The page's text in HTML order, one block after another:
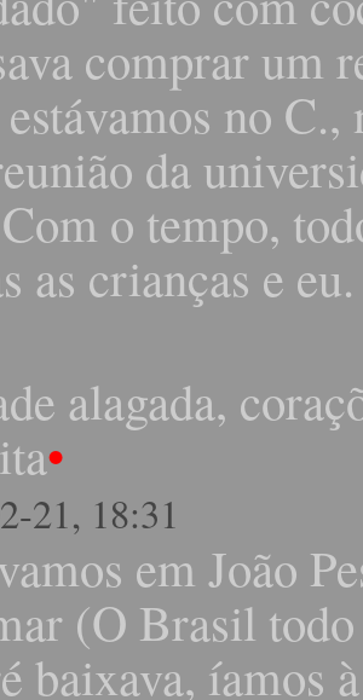
comprar um
estávamos no
da
o tempo,
as crianças e eu.
alagada,
•
21, 18:31
em João
(O Brasil todo
baixava, íamos